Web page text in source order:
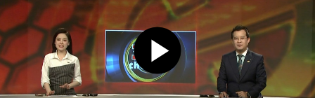
Phong cách
Chân dung
Video
Bên lề